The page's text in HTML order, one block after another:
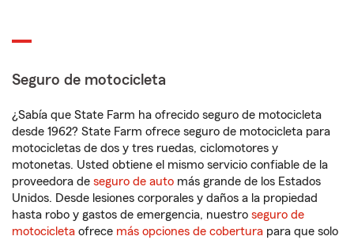
Seguro de motocicleta
¿Sabía que State Farm ha ofrecido seguro de motocicleta
desde 1962? State Farm ofrece seguro de motocicleta para
motocicletas de dos y tres ruedas, ciclomotores y
motonetas. Usted obtiene el mismo servicio confiable de la
proveedora de seguro de auto más grande de los Estados
Unidos. Desde lesiones corporales y daños a la propiedad
hasta robo y gastos de emergencia, nuestro seguro de
motocicleta ofrece más opciones de cobertura para que solo